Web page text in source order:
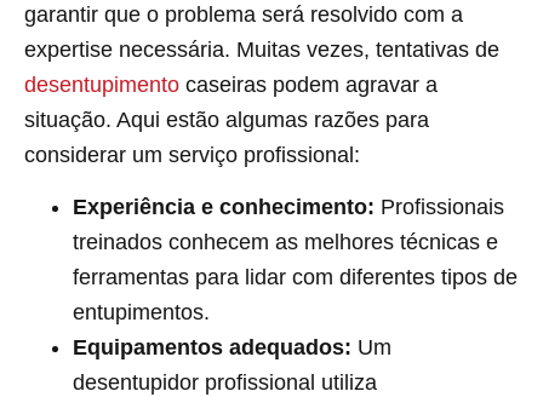
garantir que o problema será resolvido com a
expertise necessária. Muitas vezes, tentativas de
desentupimento caseiras podem agravar a
situação. Aqui estão algumas razões para
considerar um serviço profissional:
Experiência e conhecimento: Profissionais
treinados conhecem as melhores técnicas e
ferramentas para lidar com diferentes tipos de
entupimentos.
Equipamentos adequados: Um
desentupidor profissional utiliza